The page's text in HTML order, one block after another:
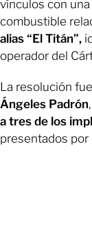
vínculos con
combustible
alias “El Titán”,
operador del
La resolución
Ángeles Padrón
a tres de los
presentados por